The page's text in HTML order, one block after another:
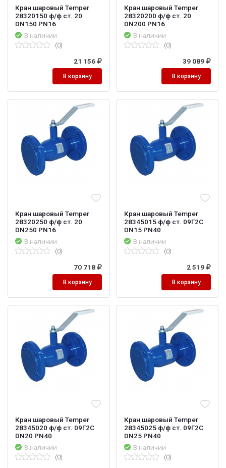
Кран шаровый Temper
28320150 ф/ф ст. 20
DN150 PN16
В наличии
(0)
21 156
В корзину
Кран шаровый Temper
28320200 ф/ф ст. 20
DN200 PN16
В наличии
(0)
39 089
В корзину
Кран шаровый Temper
28320250 ф/ф ст. 20
DN250 PN16
В наличии
(0)
70 718
В корзину
Кран шаровый Temper
28345015 ф/ф ст. 09Г2С
DN15 PN40
В наличии
(0)
2 519
В корзину
Кран шаровый Temper
28345020 ф/ф ст. 09Г2С
DN20 PN40
В наличии
(0)
Кран шаровый Temper
28345025 ф/ф ст. 09Г2С
DN25 PN40
В наличии
(0)